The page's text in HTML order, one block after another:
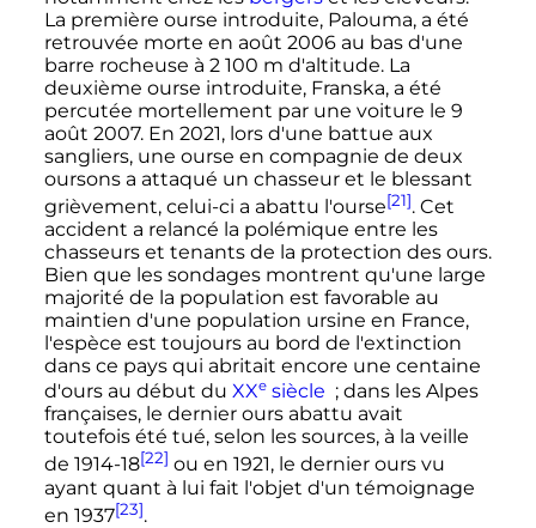
La première ourse introduite, Palouma, a été
retrouvée morte en août 2006au bas d'une
barre rocheuse à 2 100 m d'altitude. La
deuxième ourse introduite, Franska, a été
percutée mortellement par une voiture le 9
août 2007. En 2021, lors d'une battue aux
sangliers, une ourse en compagnie de deux
oursons a attaqué un chasseur et le blessant
grièvement, celui-ci a abattu l'ourse[21]. Cet
accident a relancé la polémique entre les
chasseurs et tenants de la protection des ours.
Bien que les sondages montrent qu'une large
majorité de la population est favorable au
maintien d'une population ursine en France,
l'espèce est toujours au bord de l'extinction
dans ce pays qui abritait encore une centaine
d'ours au début du XXesiècle ; dans les Alpes
françaises, le dernier ours abattu avait
toutefois été tué, selon les sources, à la veille
de 1914-18[22] ou en 1921, le dernier ours vu
ayant quant à lui fait l'objet d'un témoignage
en 1937[23].